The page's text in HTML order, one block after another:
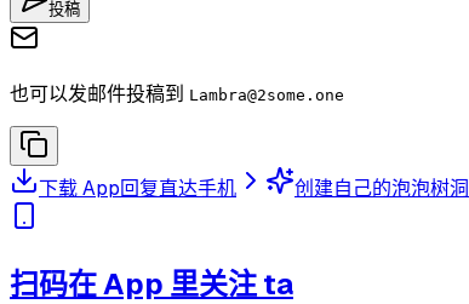
投稿
也可以发邮件投稿到 Lambra@2some.one
下载 App回复直达手机 创建自己的泡泡树洞
扫码在 App 里关注 ta